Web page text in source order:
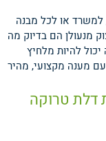
או לכל מבנה
מנעולן הם בדיוק מה
להיות מלחיץ
עם מענה מקצועי, מהיר
דלת טרוקה